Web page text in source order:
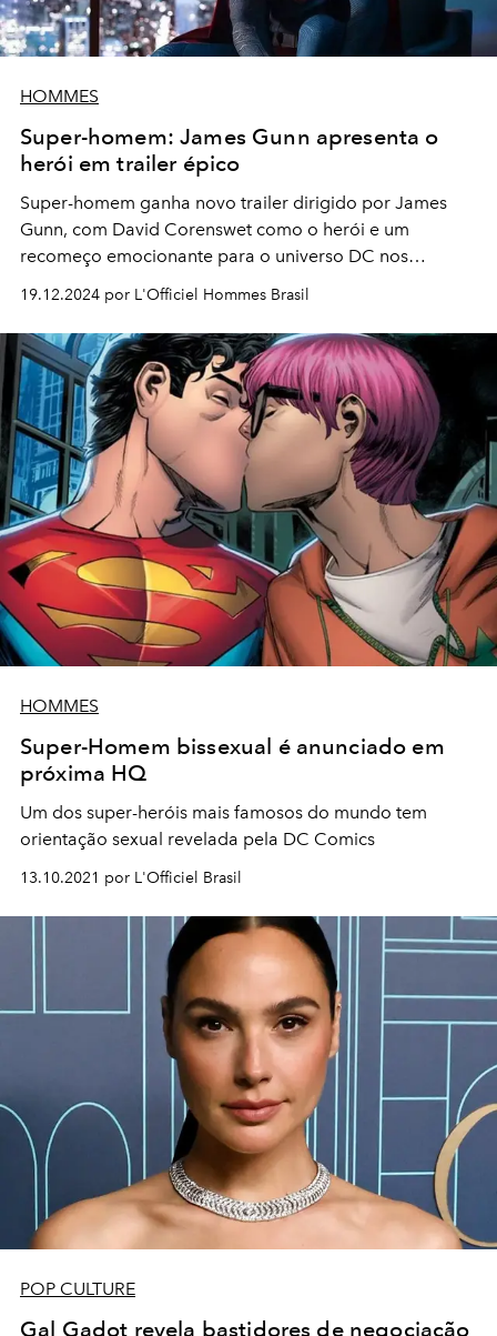
HOMMES
Super-homem: James Gunn apresenta o
herói em trailer épico
Super-homem ganha novo trailer dirigido por James
Gunn, com David Corenswet como o herói e um
recomeço emocionante para o universo DC nos
19.12.2024 por L'Officiel Hommes Brasil
HOMMES
Super-Homem bissexual é anunciado em
próxima HQ
Um dos super-heróis mais famosos do mundo tem
orientação sexual revelada pela DC Comics
13.10.2021 por L'Officiel Brasil
POP CULTURE
Gal Gadot revela bastidores de negociação